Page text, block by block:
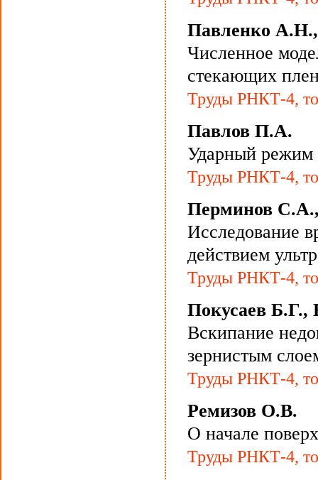
Павленко
Численное
стекающих
Труды РНКТ-4,
Павлов П.А.
Ударный режим
Труды РНКТ-4,
Перминов
Исследование
действием
Труды РНКТ-4,
Покусаев
Вскипание
зернистым
Труды РНКТ-4,
Ремизов О.В.
О начале
Труды РНКТ-4,